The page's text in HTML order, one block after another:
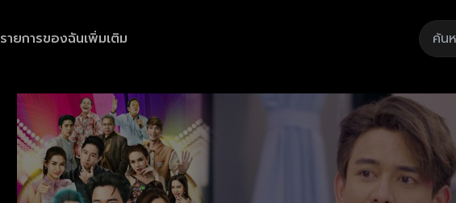
รายการของฉันเพิ่มเติม